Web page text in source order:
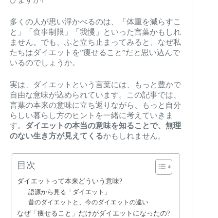
多くの人が思い浮かべるのは、「体重を減らすこ
と」「食事制限」「我慢」といった言葉かもしれ
ません。でも、ふと立ち止まってみると、なぜ私
たちはダイエットを”痩せること”だと思い込んで
いるのでしょうか。
実は、ダイエットという言葉には、もっと豊かで
自由な意味が込められています。この記事では、
言葉の本来の意味に立ち返りながら、もっと自分
らしい暮らし方のヒントを一緒に考えていきま
す。 ダイエットの本当の意味を知ることで、無理
のない生き方が見えてくるかもしれません。
目次
ダイエットって本来どういう意味?
語源から見る「ダイエット」
昔のダイエットと、今のダイエットの違い
なぜ「痩せること」だけがダイエットになったの?